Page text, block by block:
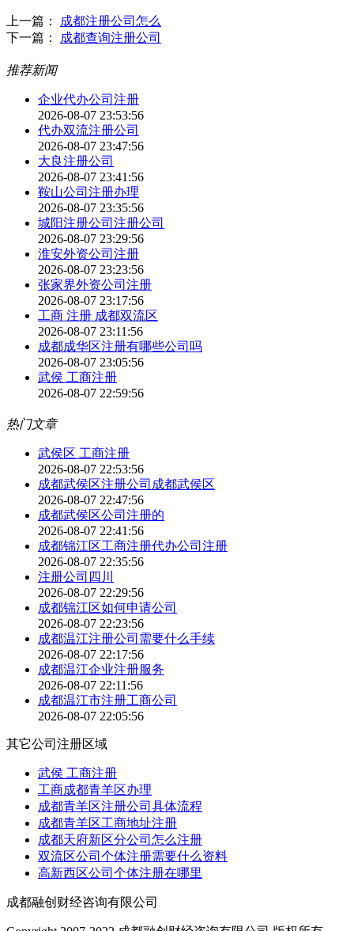
上一篇：
成都注册公司怎么
下一篇：
成都查询注册公司
推荐新闻
企业代办公司注册
2026-08-07 23:53:56
代办双流注册公司
2026-08-07 23:47:56
大良注册公司
2026-08-07 23:41:56
鞍山公司注册办理
2026-08-07 23:35:56
城阳注册公司注册公司
2026-08-07 23:29:56
淮安外资公司注册
2026-08-07 23:23:56
张家界外资公司注册
2026-08-07 23:17:56
工商 注册 成都双流区
2026-08-07 23:11:56
成都成华区注册有哪些公司吗
2026-08-07 23:05:56
武侯 工商注册
2026-08-07 22:59:56
热门文章
武侯区 工商注册
2026-08-07 22:53:56
成都武侯区注册公司成都武侯区
2026-08-07 22:47:56
成都武侯区公司注册的
2026-08-07 22:41:56
成都锦江区工商注册代办公司注册
2026-08-07 22:35:56
注册公司四川
2026-08-07 22:29:56
成都锦江区如何申请公司
2026-08-07 22:23:56
成都温江注册公司需要什么手续
2026-08-07 22:17:56
成都温江企业注册服务
2026-08-07 22:11:56
成都温江市注册工商公司
2026-08-07 22:05:56
其它公司注册区域
武侯 工商注册
工商成都青羊区办理
成都青羊区注册公司具体流程
成都青羊区工商地址注册
成都天府新区分公司怎么注册
双流区公司个体注册需要什么资料
高新西区公司个体注册在哪里
成都融创财经咨询有限公司